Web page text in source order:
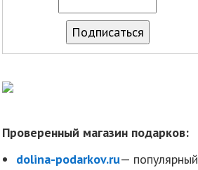
Проверенный магазин подарков:
dolina-podarkov.ru— популярный